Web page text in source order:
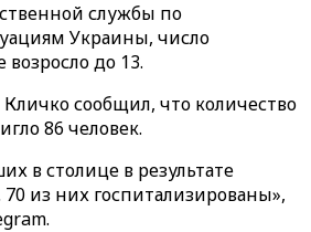
службы по
Украины, число
до 13.
сообщил, что количество
86 человек.
в столице в результате
70 из них госпитализированы»,